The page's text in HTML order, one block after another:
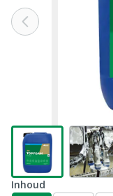
Inhoud